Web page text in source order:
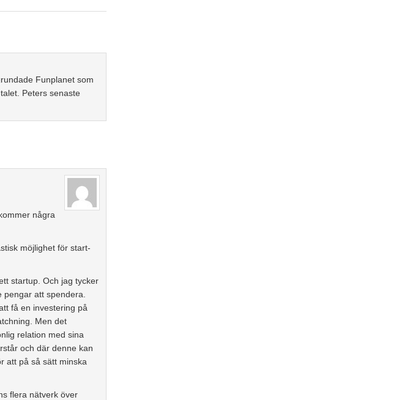
Funplanet som
Peters senaste
några
möjlighet för start-
startup. Och jag tycker
att spendera.
få en investering på
Men det
relation med sina
och där denne kan
att på så sätt minska
flera nätverk över